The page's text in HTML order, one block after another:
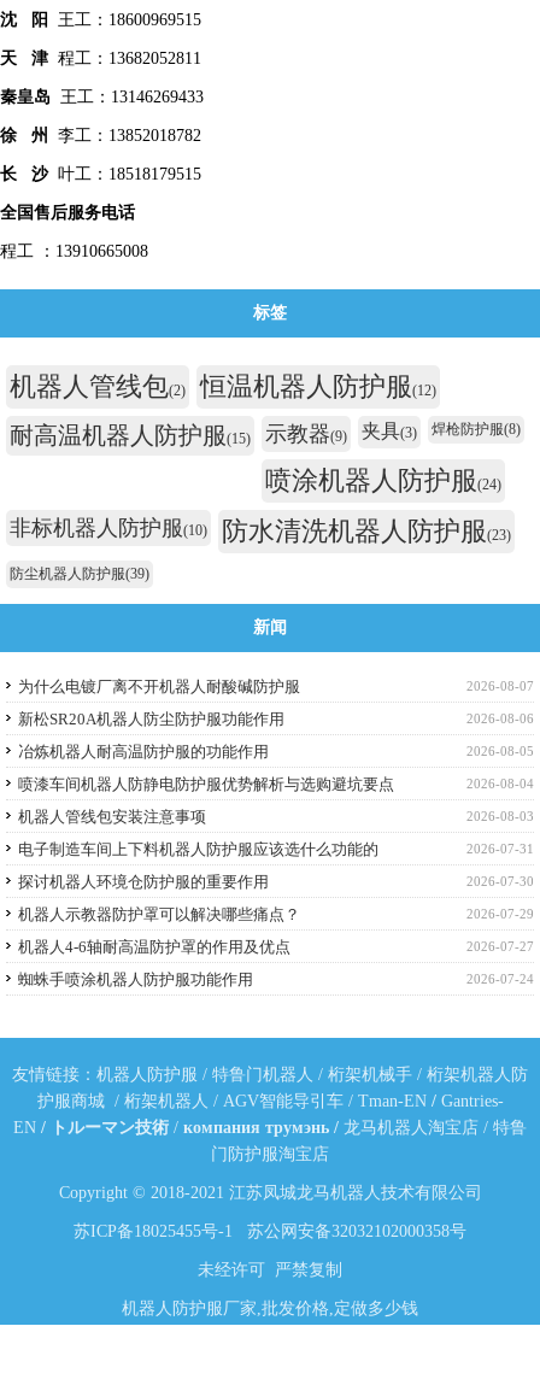
沈 阳 王工：18600969515
天 津 程工：13682052811
秦皇岛 王工：13146269433
徐 州 李工：13852018782
长 沙叶工：18518179515
全国售后服务电话
程工 ：13910665008
标签
机器人管线包(2) 恒温机器人防护服(12)
耐高温机器人防护服(15) 示教器(9) 夹具(3) 焊枪防护服(8)
喷涂机器人防护服(24)
非标机器人防护服(10) 防水清洗机器人防护服(23)
防尘机器人防护服(39)
新闻
2026-08-07
为什么电镀厂离不开机器人耐酸碱防护服
2026-08-06
新松SR20A机器人防尘防护服功能作用
2026-08-05
冶炼机器人耐高温防护服的功能作用
2026-08-04
喷漆车间机器人防静电防护服优势解析与选购避坑要点
2026-08-03
机器人管线包安装注意事项
2026-07-31
电子制造车间上下料机器人防护服应该选什么功能的
2026-07-30
探讨机器人环境仓防护服的重要作用
2026-07-29
机器人示教器防护罩可以解决哪些痛点？
2026-07-27
机器人4-6轴耐高温防护罩的作用及优点
2026-07-24
蜘蛛手喷涂机器人防护服功能作用
友情链接： 机器人防护服 / 特鲁门机器人 / 桁架机械手 / 桁架机器人防
护服商城/ 桁架机器人 / AGV智能导引车/ Tman-EN/ Gantries-
EN / トルーマン技術 / компания трумэнь / 龙马机器人淘宝店 / 特鲁
门防护服淘宝店
Copyright © 2018-2021 江苏凤城龙马机器人技术有限公司
苏ICP备18025455号-1 苏公网安备32032102000358号
未经许可 严禁复制
机器人防护服厂家,批发价格,定做多少钱